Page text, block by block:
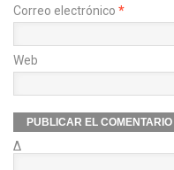
Correo electrónico *
Web
Δ